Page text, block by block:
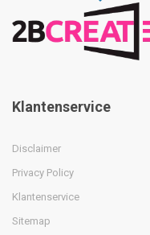
Klantenservice
Disclaimer
Privacy Policy
Klantenservice
Sitemap